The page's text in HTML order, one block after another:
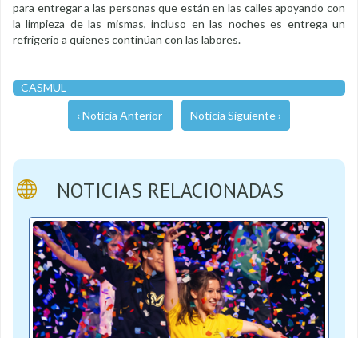
para entregar a las personas que están en las calles apoyando con
la limpieza de las mismas, incluso en las noches es entrega un
refrigerio a quienes continúan con las labores.
CASMUL
‹ Noticia Anterior Noticia Siguiente ›
NOTICIAS RELACIONADAS